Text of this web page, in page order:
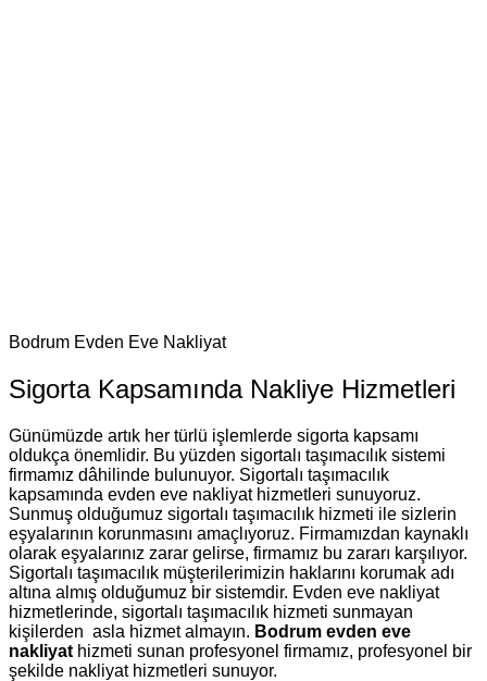
Bodrum Evden Eve Nakliyat
Sigorta Kapsamında Nakliye Hizmetleri
Günümüzde artık her türlü işlemlerde sigorta kapsamı
oldukça önemlidir. Bu yüzden sigortalı taşımacılık sistemi
firmamız dâhilinde bulunuyor. Sigortalı taşımacılık
kapsamında evden eve nakliyat hizmetleri sunuyoruz.
Sunmuş olduğumuz sigortalı taşımacılık hizmeti ile sizlerin
eşyalarının korunmasını amaçlıyoruz. Firmamızdan kaynaklı
olarak eşyalarınız zarar gelirse, firmamız bu zararı karşılıyor.
Sigortalı taşımacılık müşterilerimizin haklarını korumak adı
altına almış olduğumuz bir sistemdir. Evden eve nakliyat
hizmetlerinde, sigortalı taşımacılık hizmeti sunmayan
kişilerden asla hizmet almayın. Bodrum evden eve
nakliyat hizmeti sunan profesyonel firmamız, profesyonel bir
şekilde nakliyat hizmetleri sunuyor.